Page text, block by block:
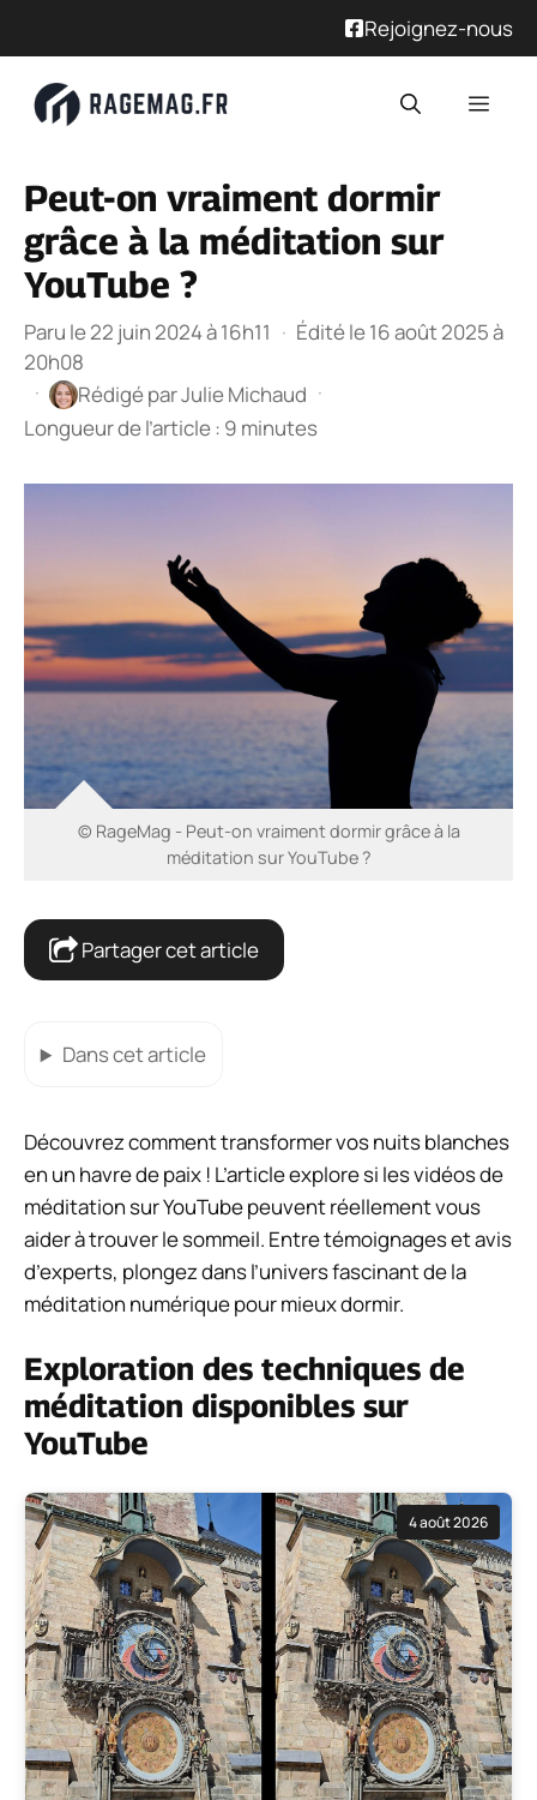
Rejoignez-nous
Peut-on vraiment dormir
grâce à la méditation sur
YouTube ?
Paru le 22 juin 2024 à 16h11 · Édité le 16 août 2025 à
20h08
·
Rédigé parJulie Michaud ·
Longueur de l’article : 9 minutes
© RageMag - Peut-on vraiment dormir grâce à la
méditation sur YouTube ?
Partager cet article
Dans cet article
Découvrez comment transformer vos nuits blanches
en un havre de paix ! L’article explore si les vidéos de
méditation sur YouTube peuvent réellement vous
aider à trouver le sommeil. Entre témoignages et avis
d’experts, plongez dans l’univers fascinant de la
méditation numérique pour mieux dormir.
Exploration des techniques de
méditation disponibles sur
YouTube
4 août 2026